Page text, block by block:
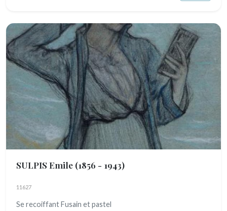
SULPIS Emile (1856 - 1943)
11627
Se recoiffant Fusain et pastel